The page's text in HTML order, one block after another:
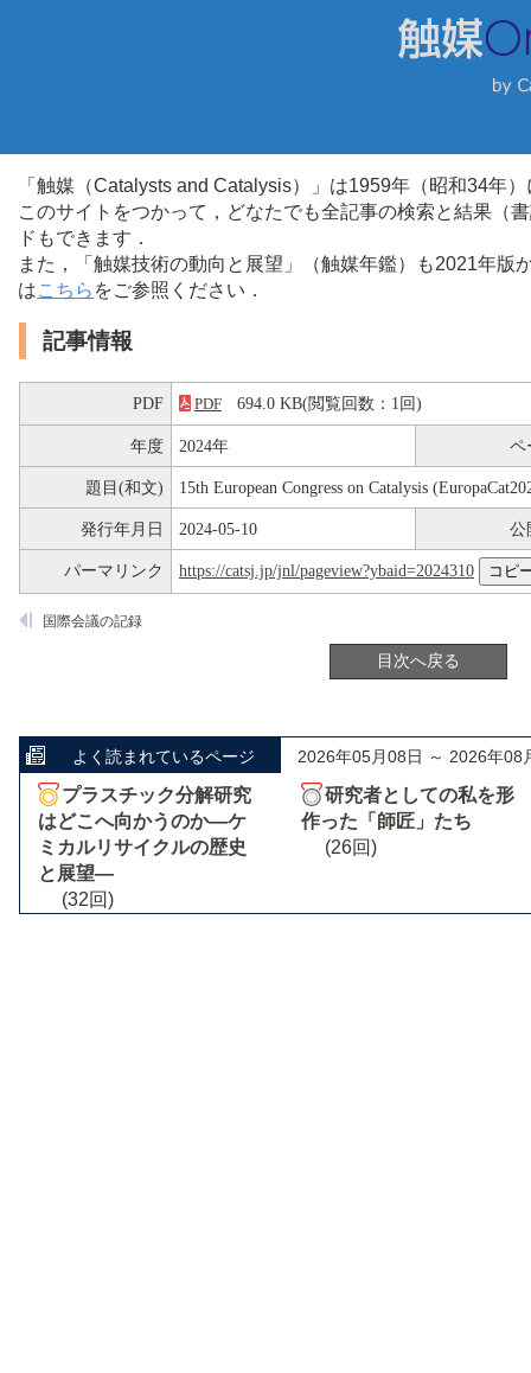
「触媒（Catalysts and Catalysis）」は1959年（昭和34年
このサイトをつかって，どなたでも全記事の検索と結果（
ドもできます．
また，「触媒技術の動向と展望」（触媒年鑑）も2021年
はこちら をご参照ください．
記事情報
PDF PDF 694.0 KB(閲覧回数：1回)
年度 2024年 ペ
題目(和文) 15th European Congress on Catalysis
発行年月日 2024-05-10 公
パーマリンク https://catsj.jp/jnl/pageview?ybaid=2024310
国際会議の記録
目次へ戻る
よく読まれているページ 2026年05月08日 ～ 2026年08
プラスチック分解研究
はどこへ向かうのか―ケ
ミカルリサイクルの歴史
と展望―
(32回)
研究者としての私を形
作った「師匠」たち
(26回)